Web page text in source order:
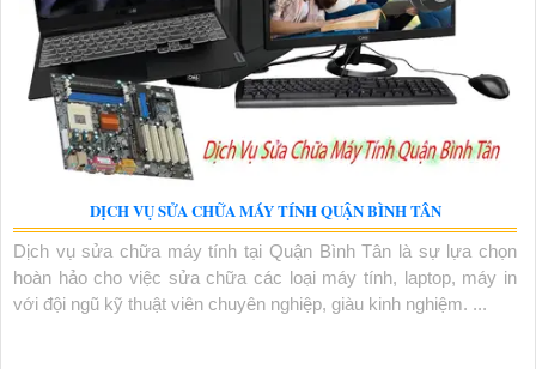
DỊCH VỤ SỬA CHỮA MÁY TÍNH QUẬN BÌNH TÂN
Dịch vụ sửa chữa máy tính tại Quận Bình Tân là sự lựa chọn
hoàn hảo cho việc sửa chữa các loại máy tính, laptop, máy in
với đội ngũ kỹ thuật viên chuyên nghiệp, giàu kinh nghiệm. ...